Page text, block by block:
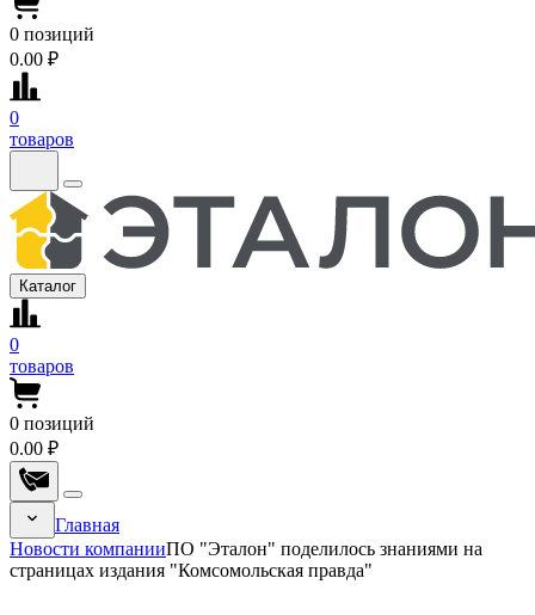
0 позиций
0.00 ₽
0
товаров
Каталог
0
товаров
0 позиций
0.00 ₽
Главная
Новости компанииПО "Эталон" поделилось знаниями на
страницах издания "Комсомольская правда"